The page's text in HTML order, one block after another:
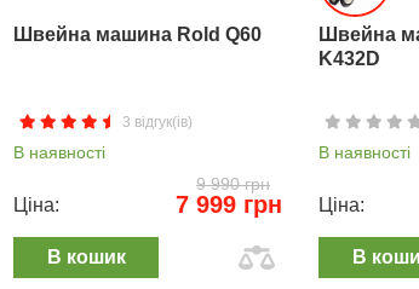
Швейна машина Rold Q60
3 відгук(ів)
В наявності
9 990 грн
Ціна: 7 999 грн
В кошик
Швейна
K432D
В наявності
Ціна:
В